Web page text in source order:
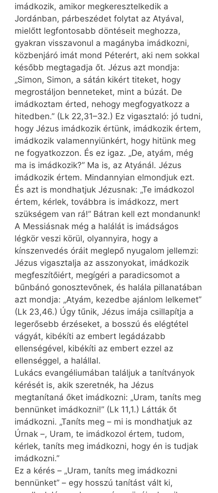
imádkozik, amikor megkeresztelkedik a
Jordánban, párbeszédet folytat az Atyával,
mielőtt legfontosabb döntéseit meghozza,
gyakran visszavonul a magányba imádkozni,
közbenjáró imát mond Péterért, aki nem sokkal
később megtagadja őt. Jézus azt mondja:
„Simon, Simon, a sátán kikért titeket, hogy
megrostáljon benneteket, mint a búzát. De
imádkoztam érted, nehogy megfogyatkozz a
hitedben.” (Lk 22,31–32.) Ez vigasztaló: jó tudni,
hogy Jézus imádkozik értünk, imádkozik értem,
imádkozik valamennyiünkért, hogy hitünk meg
ne fogyatkozzon. És ez igaz. „De, atyám, még
ma is imádkozik?” Ma is, az Atyánál. Jézus
imádkozik értem. Mind­annyian elmondjuk ezt.
És azt is mondhatjuk Jézusnak: „Te imádkozol
értem, kérlek, továbbra is imádkozz, mert
szükségem van rá!” Bátran kell ezt mondanunk!
A Messiásnak még a halálát is imádságos
légkör veszi körül, olyannyira, hogy a
kínszenvedés óráit meglepő nyugalom jellemzi:
Jézus vigasztalja az asszonyokat, imádkozik
megfeszítőiért, megígéri a paradicsomot a
bűnbánó gonosztevőnek, és halála pillanatában
azt mondja: „Atyám, kezedbe ajánlom lelkemet”
(Lk 23,46.) Úgy tűnik, Jézus imája csillapítja a
legerősebb érzéseket, a bosszú és elégtétel
vágyát, kibékíti az embert legádázabb
ellenségével, kibékíti az embert ezzel az
ellenséggel, a halállal.
Lukács evangéliumában találjuk a tanítványok
kérését is, akik szeretnék, ha Jézus
megtanítaná őket imádkozni: „Uram, taníts meg
bennünket imádkozni!” (Lk 11,1.) Látták őt
imádkozni. „Taníts meg – mi is mondhatjuk az
Úrnak –, Uram, te imádkozol értem, tudom,
kérlek, taníts meg imádkozni, hogy én is tudjak
imádkozni.”
Ez a kérés – „Uram, taníts meg imádkozni
bennünket” – egy hosszú tanítást vált ki,